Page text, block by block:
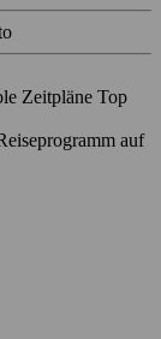
Zeitpläne Top
auf